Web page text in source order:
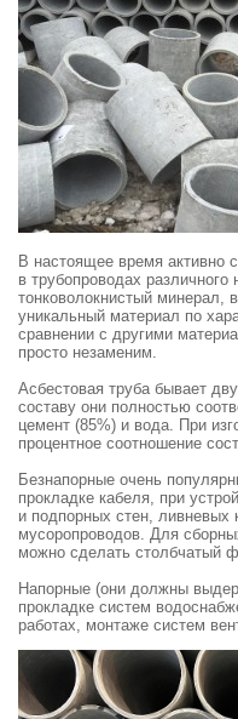
В настоящее время активно
в трубопроводах
тонковолокнистый минерал,
уникальный материал по
сравнении с другими
просто незаменим.
Асбестовая труба бывает
составу они полностью
цемент (85%) и вода. При
процентное соотношение
Безнапорные очень
прокладке кабеля, при
и подпорных стен, ливневых
мусоропроводов. Для
можно сделать столбчатый
Напорные (они должны
прокладке систем
работах, монтаже систем